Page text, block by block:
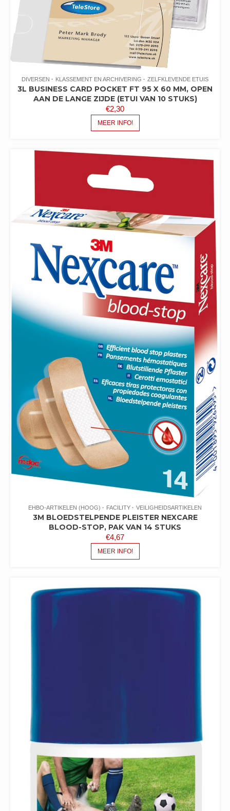
DIVERSEN KLASSEMENT EN ARCHIVERING ZELFKLEVENDE ETUIS
3L BUSINESS CARD POCKET FT 95 X 60 MM, OPEN
AAN DE LANGE ZIJDE (ETUI VAN 10 STUKS)
€2,30
MEER INFO!
EHBO-ARTIKELEN (HOOG) FACILITY VEILIGHEIDSARTIKELEN
3M BLOEDSTELPENDE PLEISTER NEXCARE
BLOOD-STOP, PAK VAN 14 STUKS
€4,67
MEER INFO!